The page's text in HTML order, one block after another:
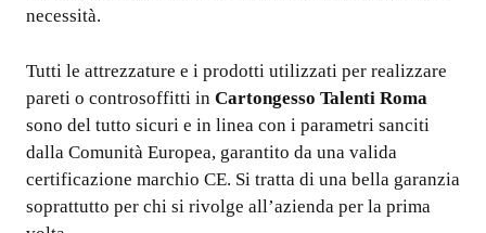
necessità.
Tutti le attrezzature e i prodotti utilizzati per realizzare
pareti o controsoffitti in Cartongesso Talenti Roma
sono del tutto sicuri e in linea con i parametri sanciti
dalla Comunità Europea, garantito da una valida
certificazione marchio CE. Si tratta di una bella garanzia
soprattutto per chi si rivolge all’azienda per la prima